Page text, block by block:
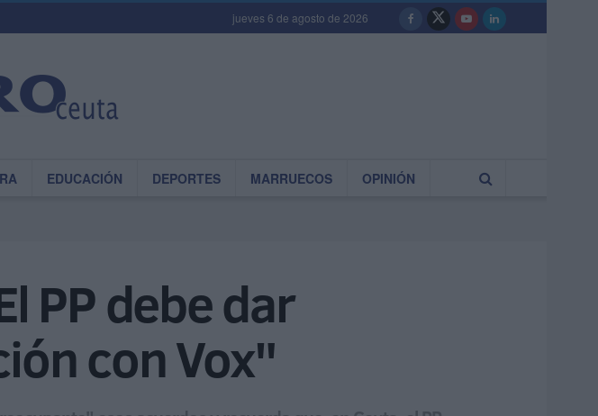
jueves 6 de agosto de 2026
EDUCACIÓN DEPORTES MARRUECOS OPINIÓN
PP debe dar
con Vox"